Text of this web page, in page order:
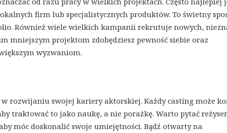
firm lub specjalistycznych produktów. To świetny
Również wiele wielkich kampanii rekrutuje nowych,
mniejszym projektom zdobędziesz pewność siebie oraz
wyzwaniom.
rozwijaniu swojej kariery aktorskiej. Każdy casting może
traktować to jako naukę, a nie porażkę. Warto pytać
móc doskonalić swoje umiejętności. Bądź otwarty na